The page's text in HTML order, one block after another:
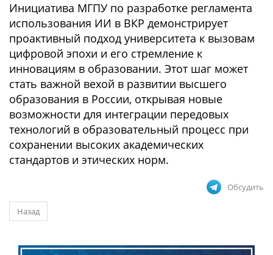
Инициатива МГПУ по разработке регламента
использования ИИ в ВКР демонстрирует
проактивный подход университета к вызовам
цифровой эпохи и его стремление к
инновациям в образовании. Этот шаг может
стать важной вехой в развитии высшего
образования в России, открывая новые
возможности для интеграции передовых
технологий в образовательный процесс при
сохранении высоких академических
стандартов и этических норм.
Обсудить
Назад